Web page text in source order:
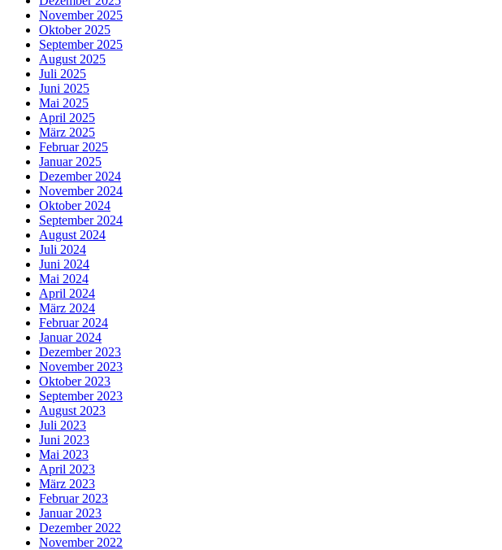
November 2025
Oktober 2025
September 2025
August 2025
Juli 2025
Juni 2025
Mai 2025
April 2025
März 2025
Februar 2025
Januar 2025
Dezember 2024
November 2024
Oktober 2024
September 2024
August 2024
Juli 2024
Juni 2024
Mai 2024
April 2024
März 2024
Februar 2024
Januar 2024
Dezember 2023
November 2023
Oktober 2023
September 2023
August 2023
Juli 2023
Juni 2023
Mai 2023
April 2023
März 2023
Februar 2023
Januar 2023
Dezember 2022
November 2022